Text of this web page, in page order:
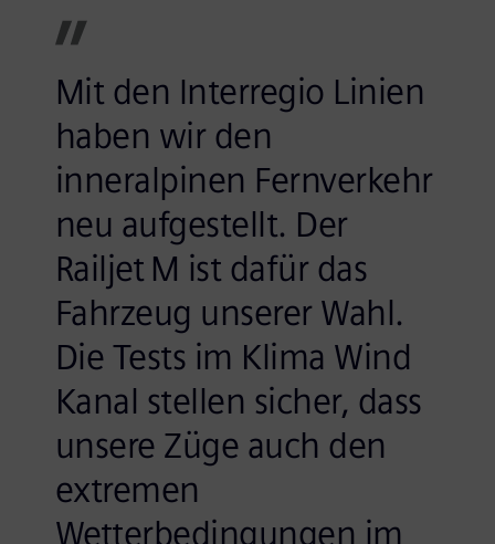
Mit den Interregio Linien
haben wir den
inneralpinen Fernverkehr
neu aufgestellt. Der
Railjet M ist dafür das
Fahrzeug unserer Wahl.
Die Tests im Klima Wind
Kanal stellen sicher, dass
unsere Züge auch den
extremen
Wetterbedingungen im